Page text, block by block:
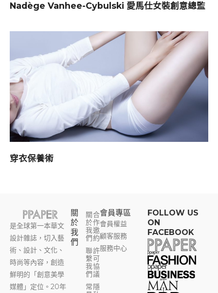
Nadège Vanhee-Cybulski 愛馬仕女裝創意總監
穿衣保養術
是全球第一本華文
設計雜誌，切入藝
術、設計、文化、
時尚等內容，創造
鮮明的「創意美學
媒體」定位。20年
關
於
我
們
關
於
我
們
聯
繫
我
們
常
合
作
邀
約
許
可
協
議
隱
會員專區​
會員權益
顧客服務
服務中心
FOLLOW US
ON
FACEBOOK